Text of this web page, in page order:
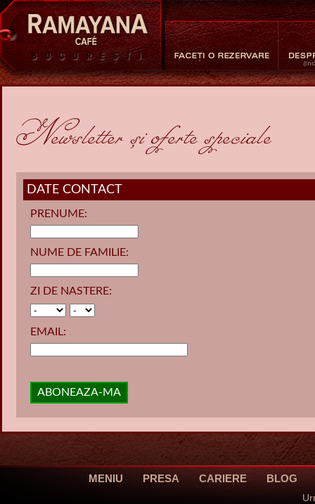
DATE CONTACT
PRENUME:
NUME DE FAMILIE:
ZI DE NASTERE:
EMAIL:
ABONEAZA-MA
MENIU PRESA CARIERE BLOG